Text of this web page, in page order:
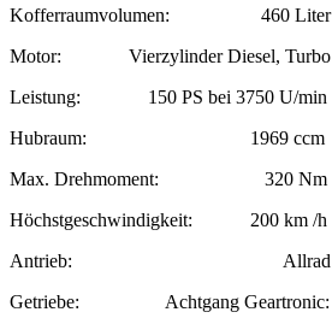
Kofferraumvolumen: 460 Liter
Motor: Vierzylinder Diesel, Turbo
Leistung: 150 PS bei 3750 U/min
Hubraum: 1969 ccm
Max. Drehmoment: 320 Nm
Höchstgeschwindigkeit: 200 km /h
Antrieb: Allrad
Getriebe: Achtgang Geartronic: